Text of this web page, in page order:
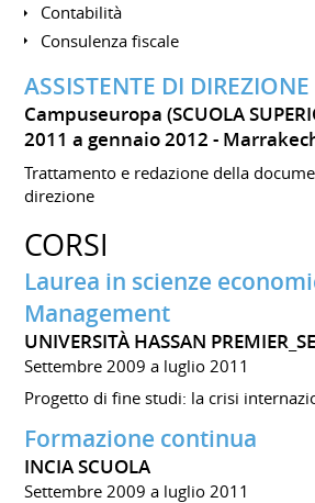
Contabilità
Consulenza fiscale
ASSISTENTE DI DIREZIONE
Campuseuropa (SCUOLA
2011 a gennaio 2012
Trattamento e redazione della
direzione
CORSI
Laurea in scienze
Management
UNIVERSITÀ HASSAN
Settembre 2009 a luglio 2011
Progetto di fine studi: la crisi
Formazione continua
INCIA SCUOLA
Settembre 2009 a luglio 2011